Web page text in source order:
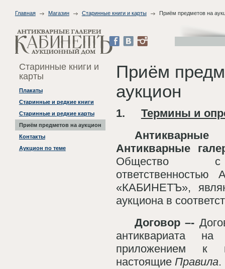
Главная Магазин Старинные книги и карты Приём предметов на
Старинные книги и
карты
Плакаты
Старинные и редкие книги
Старинные и редкие карты
Приём предметов на аукцион
Контакты
Аукцион по теме
Приём
аукцион
1.
Термины и
Антикварные
Общество с
ответственностью
«КАБИНЕТЪ»,
аукциона в
Договор –-
антиквариата на
приложением к
настоящие Правила.